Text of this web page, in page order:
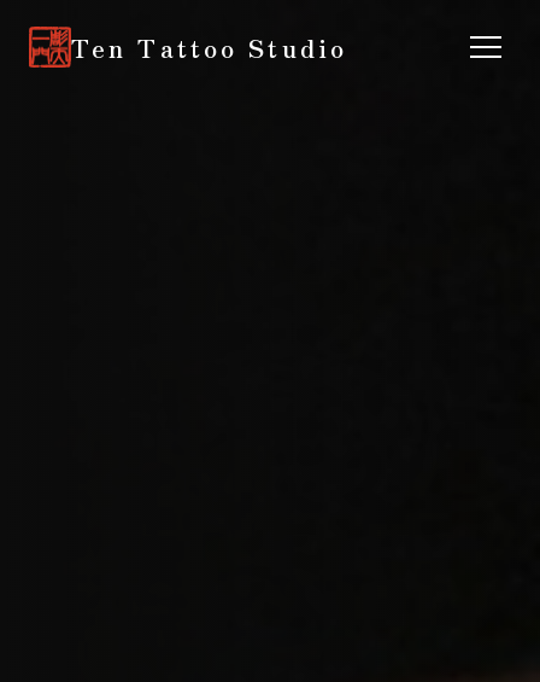
Ten Tattoo Studio